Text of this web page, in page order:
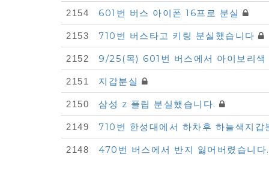
기
목
록
2154 601번 버스 아이폰 16프로 분실
2153 710번 버스타고 키링 분실했습니다
2152 9/25(목) 601번 버스에서 아이보리색
2151 지갑분실
2150 삼성 z 플립 분실했습니다.
2149 710번 한성대에서 하차후 하늘색지갑
2148 470번 버스에서 반지 잃어버렸습니다